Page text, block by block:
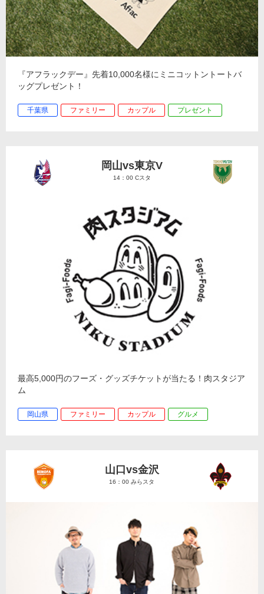
『アフラックデー』先着10,000名様にミニコットントートバ
ッグプレゼント！
千葉県 ファミリー カップル プレゼント
岡山vs東京V
14：00 Cスタ
最高5,000円のフーズ・グッズチケットが当たる！肉スタジア
ム
岡山県 ファミリー カップル グルメ
山口vs金沢
16：00 みらスタ